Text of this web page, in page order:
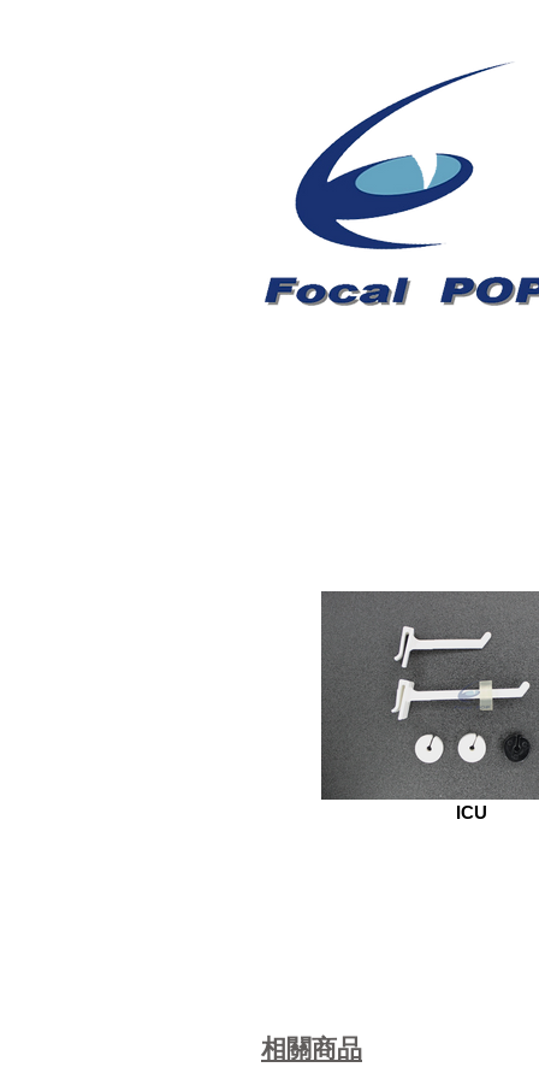
ICU
相關商品